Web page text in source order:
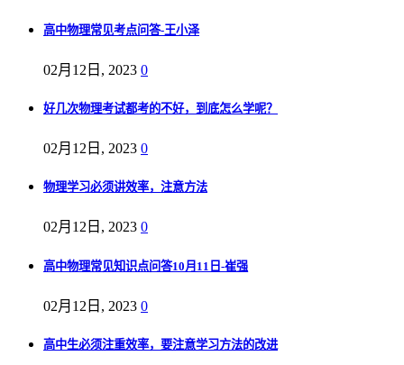
高中物理常见考点问答-王小泽
02月12日, 2023 0
好几次物理考试都考的不好，到底怎么学呢？
02月12日, 2023 0
物理学习必须讲效率，注意方法
02月12日, 2023 0
高中物理常见知识点问答10月11日-崔强
02月12日, 2023 0
高中生必须注重效率，要注意学习方法的改进